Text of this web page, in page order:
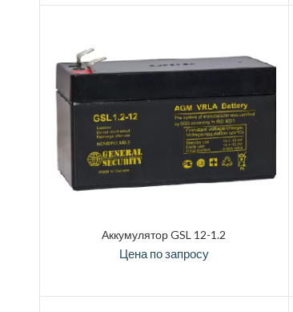
Аккумулятор GSL 12-1.2
Цена по запросу